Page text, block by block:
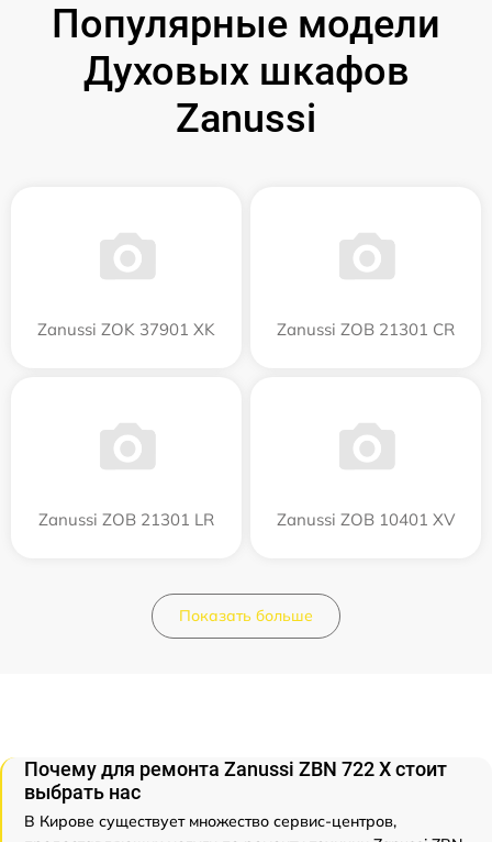
Популярные модели
Духовых шкафов
Zanussi
Zanussi ZOK 37901 XK Zanussi ZOB 21301 CR
Zanussi ZOB 21301 LR Zanussi ZOB 10401 XV
Показать больше
Почему для ремонта Zanussi ZBN 722 X стоит
выбрать нас
В Кирове существует множество сервис-центров,